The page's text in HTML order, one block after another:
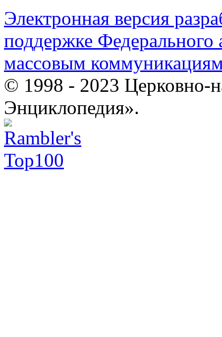
Электронная версия
поддержке Федерального
массовым
© 1998 - 2023 Церковно-
Энциклопедия».